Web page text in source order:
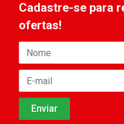
Cadastre-se para
ofertas!